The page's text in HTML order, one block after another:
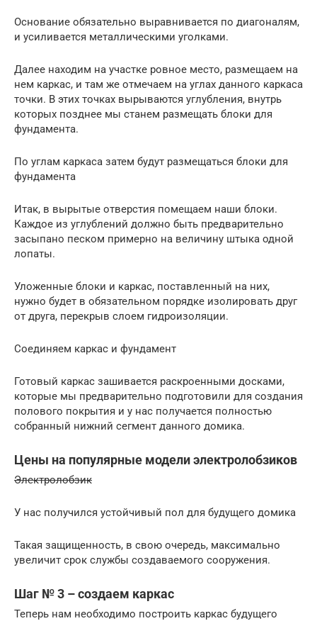
Основание обязательно выравнивается по диагоналям,
и усиливается металлическими уголками.
Далее находим на участке ровное место, размещаем на
нем каркас, и там же отмечаем на углах данного каркаса
точки. В этих точках вырываются углубления, внутрь
которых позднее мы станем размещать блоки для
фундамента.
По углам каркаса затем будут размещаться блоки для
фундамента
Итак, в вырытые отверстия помещаем наши блоки.
Каждое из углублений должно быть предварительно
засыпано песком примерно на величину штыка одной
лопаты.
Уложенные блоки и каркас, поставленный на них,
нужно будет в обязательном порядке изолировать друг
от друга, перекрыв слоем гидроизоляции.
Соединяем каркас и фундамент
Готовый каркас зашивается раскроенными досками,
которые мы предварительно подготовили для создания
полового покрытия и у нас получается полностью
собранный нижний сегмент данного домика.
Цены на популярные модели электролобзиков
Электролобзик
У нас получился устойчивый пол для будущего домика
Такая защищенность, в свою очередь, максимально
увеличит срок службы создаваемого сооружения.
Шаг № 3 – создаем каркас
Теперь нам необходимо построить каркас будущего